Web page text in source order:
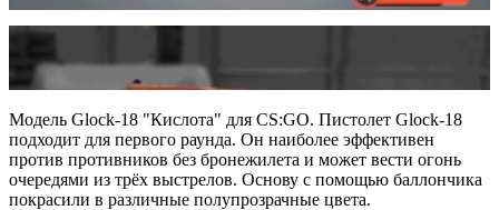
Модель Glock-18 "Кислота" для CS:GO. Пистолет Glock-18
подходит для первого раунда. Он наиболее эффективен
против противников без бронежилета и может вести огонь
очередями из трёх выстрелов. Основу с помощью баллончика
покрасили в различные полупрозрачные цвета.